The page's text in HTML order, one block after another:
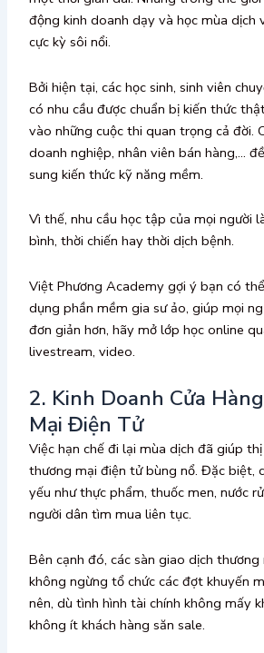
động kinh doanh dạy và học mùa dịch
cực kỳ sôi nổi.
Bởi hiện tại, các học sinh, sinh viên
có nhu cầu được chuẩn bị kiến thức
vào những cuộc thi quan trọng cả đời.
doanh nghiệp, nhân viên bán hàng,…
sung kiến thức kỹ năng mềm.
Vì thế, nhu cầu học tập của mọi người
bình, thời chiến hay thời dịch bệnh.
Việt Phương Academy gợi ý bạn có
dụng phần mềm gia sư ảo, giúp mọi
đơn giản hơn, hãy mở lớp học online
livestream, video.
2. Kinh Doanh Cửa
Mại Điện Tử
Việc hạn chế đi lại mùa dịch đã giúp
thương mại điện tử bùng nổ. Đặc biệt,
yếu như thực phẩm, thuốc men, nước
người dân tìm mua liên tục.
Bên cạnh đó, các sàn giao dịch
không ngừng tổ chức các đợt khuyến
nên, dù tình hình tài chính không mấy
không ít khách hàng săn sale.